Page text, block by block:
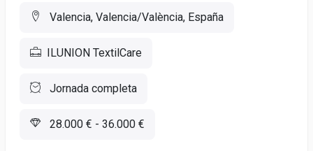
Valencia, Valencia/València, España
ILUNION TextilCare
Jornada completa
28.000 € - 36.000 €